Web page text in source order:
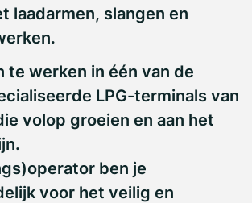
laadarmen, slangen en
te werken in één van de
LPG-terminals van
volop groeien en aan het
ben je
voor het veilig en